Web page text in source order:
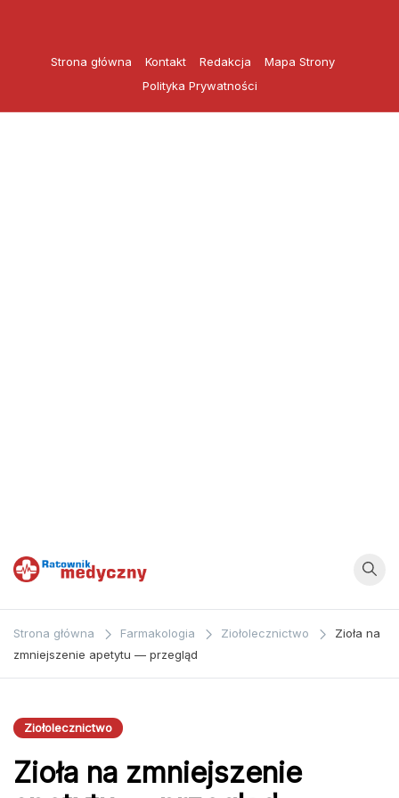
Strona główna Kontakt Redakcja
Mapa Strony
Polityka Prywatności
Ratownik
Medyczny
zagadnieniom z
bezpośrednio
medycznego.
Strona główna Farmakologia Ziołolecznictwo
Zioła na
zmniejszenie apetytu — przegląd
Ziołolecznictwo
Zioła na zmniejszenie